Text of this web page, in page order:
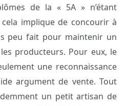
de la « 5A » n’étant
implique de concourir à
peu fait pour maintenir un
producteurs. Pour eux, le
une reconnaissance
argument de vente. Tout
un petit artisan de